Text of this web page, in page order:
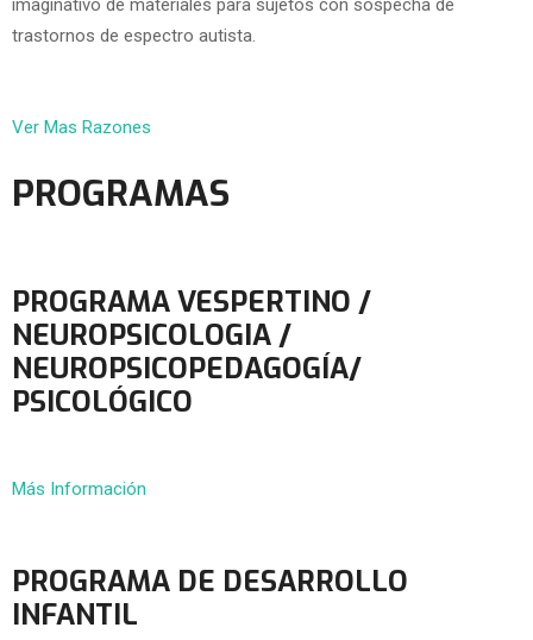
imaginativo de materiales para sujetos con sospecha de
trastornos de espectro autista.
Ver Mas Razones
PROGRAMAS
PROGRAMA VESPERTINO /
NEUROPSICOLOGIA /
NEUROPSICOPEDAGOGÍA/
PSICOLÓGICO
Más Información
PROGRAMA DE DESARROLLO
INFANTIL